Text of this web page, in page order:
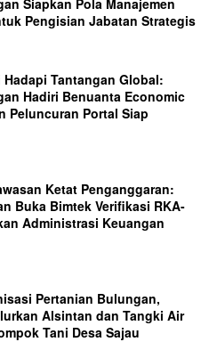
Pengisian Jabatan Strategis
Hadapi Tantangan Global:
Hadiri Benuanta Economic
Peluncuran Portal Siap
Ketat Penganggaran:
Buka Bimtek Verifikasi RKA-
Administrasi Keuangan
Pertanian Bulungan,
Alsintan dan Tangki Air
Tani Desa Sajau